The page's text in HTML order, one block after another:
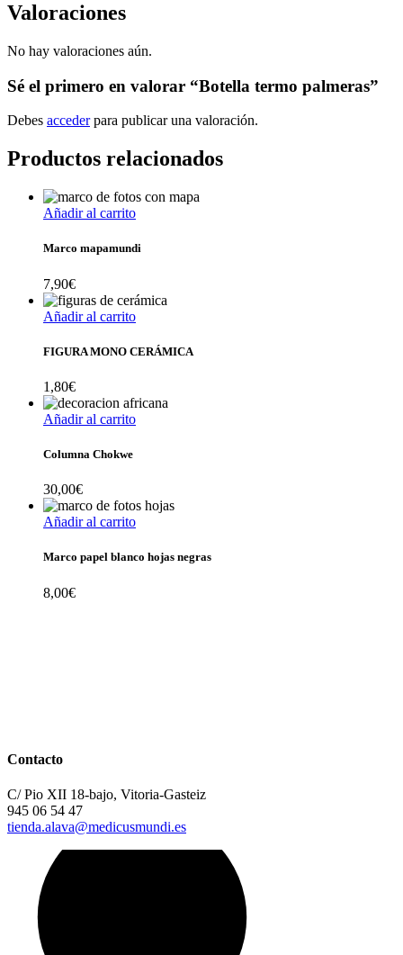
Valoraciones
No hay valoraciones aún.
Sé el primero en valorar “Botella termo palmeras”
Debes accederpara publicar una valoración.
Productos relacionados
Añadir al carrito
Marco mapamundi
7,90€
Añadir al carrito
FIGURA MONO CERÁMICA
1,80€
Añadir al carrito
Columna Chokwe
30,00€
Añadir al carrito
Marco papel blanco hojas negras
8,00€
Contacto
C/ Pio XII 18-bajo, Vitoria-Gasteiz
945 06 54 47
tienda.alava@medicusmundi.es